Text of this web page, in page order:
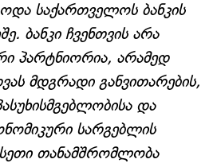
საქართველოს ბანკის
ბანკი ჩვენთვის არა
პარტნიორია, არამედ
მდგრადი განვითარების,
და
სარგებლის
თანამშრომლობა